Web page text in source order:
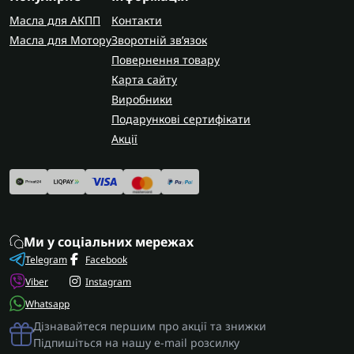
конструктивні відмінності.
AUTOSHIFT швидко та надійно доставляє
замовлення по всій Україні. У Запоріжжі
виконуємо ремонт цих коробок передач із
заміною прокладок та повною гарантією на всі
виконані роботи.
Масла для АКПП
Масла для Мотору
Контакти
Зворотній зв’язок
Повернення товару
Карта сайту
Виробники
Подарункові сертифікати
Акції
Ми у соціальних мережах
Telegram
Viber
Whatsapp
Facebook
Instagram
Дізнавайтеся першим про акції та знижки
Підпишіться на нашу e-mail розсилку